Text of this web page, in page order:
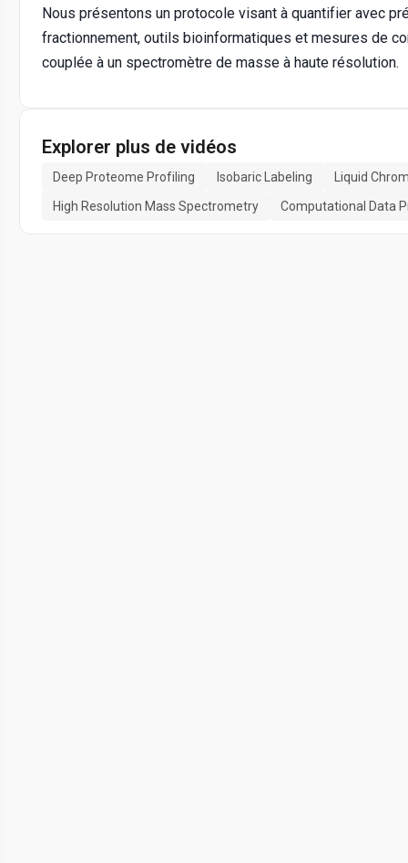
Nous présentons un protocole visant à quantifier avec
fractionnement, outils bioinformatiques et mesures de
couplée à un spectromètre de masse à haute résolution.
Explorer plus de vidéos
Deep Proteome Profiling Isobaric Labeling
Liquid
High Resolution Mass Spectrometry
Computational Data